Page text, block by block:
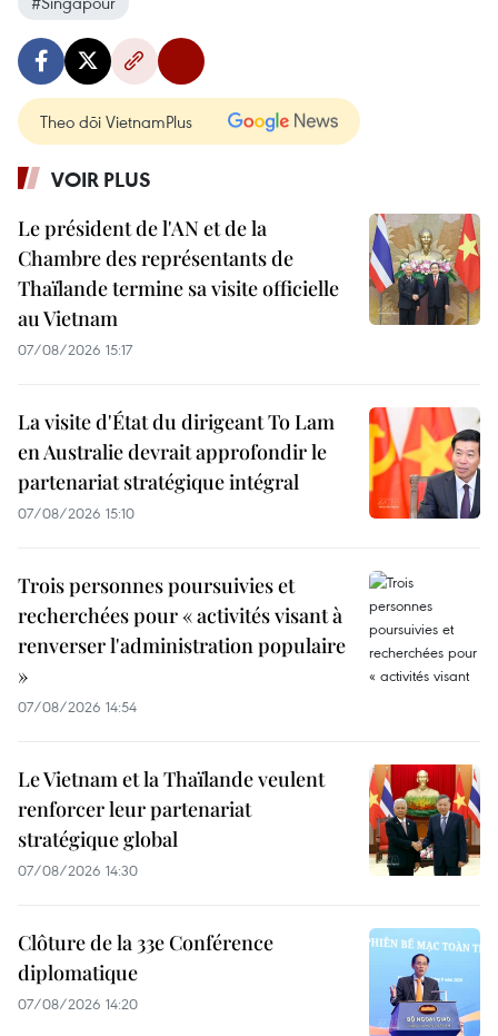
Theo dõi VietnamPlus
VOIR PLUS
Le président de l'AN et de la
Chambre des représentants de
Thaïlande termine sa visite officielle
au Vietnam
07/08/2026 15:17
La visite d'État du dirigeant To Lam
en Australie devrait approfondir le
partenariat stratégique intégral
07/08/2026 15:10
Trois personnes poursuivies et
recherchées pour « activités visant à
renverser l'administration populaire
»
07/08/2026 14:54
Le Vietnam et la Thaïlande veulent
renforcer leur partenariat
stratégique global
07/08/2026 14:30
Clôture de la 33e Conférence
diplomatique
07/08/2026 14:20